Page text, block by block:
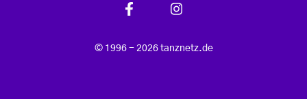
© 1996 - 2026 tanznetz.de